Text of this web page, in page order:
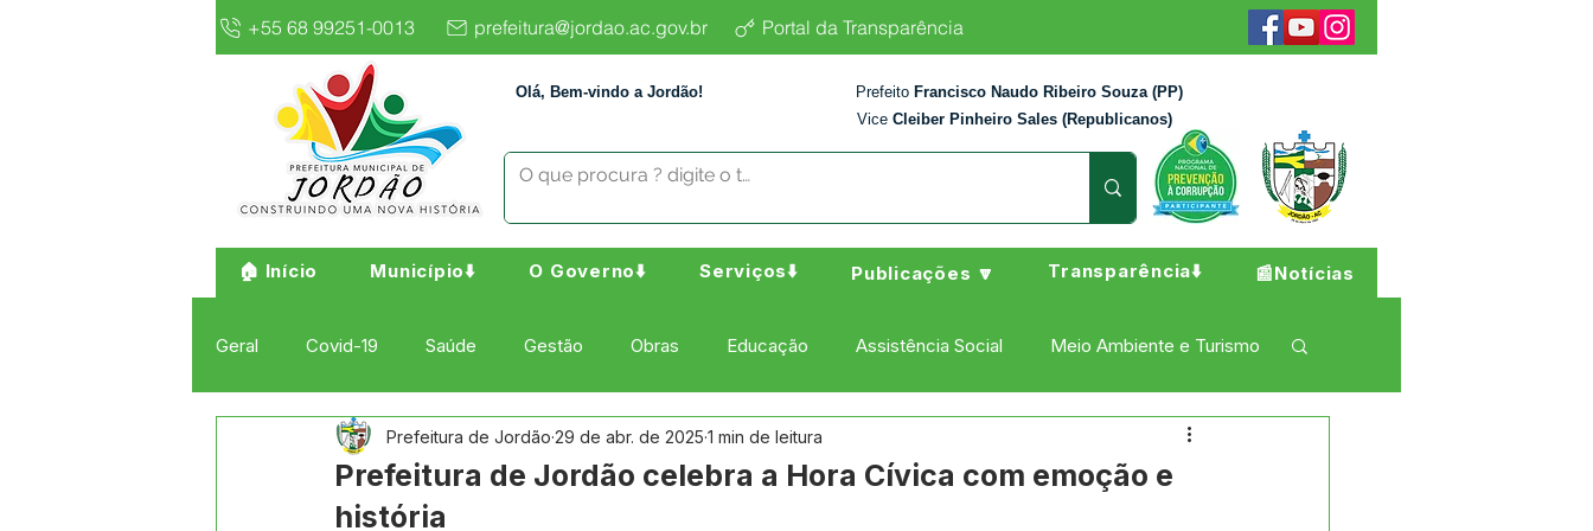
+55 68 99251-0013 prefeitura@jordao.ac.gov.br Portal da Transparência
Olá, Bem-vindo a Jordão! Prefeito Francisco Naudo Ribeiro Souza (PP)
Vice Cleiber Pinheiro Sales (Republicanos)
🏠 Início Município⬇️ O Governo⬇️ Serviços⬇️ Publicações 🔽 Transparência⬇️ 📰Notícias
Geral Covid-19 Saúde Gestão Obras Educação Assistência Social Meio Ambiente e Turismo
Institucional e Governo Cultura Esporte e Lazer Administração e Finanças Campanhas
Prefeitura de Jordão celebra a Hora Cívica com emoção e
história
Prefeitura de Jordão 29 de abr. de 2025 1 min de leitura